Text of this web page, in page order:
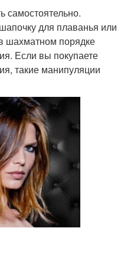
самостоятельно.
для плаванья или
шахматном порядке
Если вы покупаете
такие манипуляции